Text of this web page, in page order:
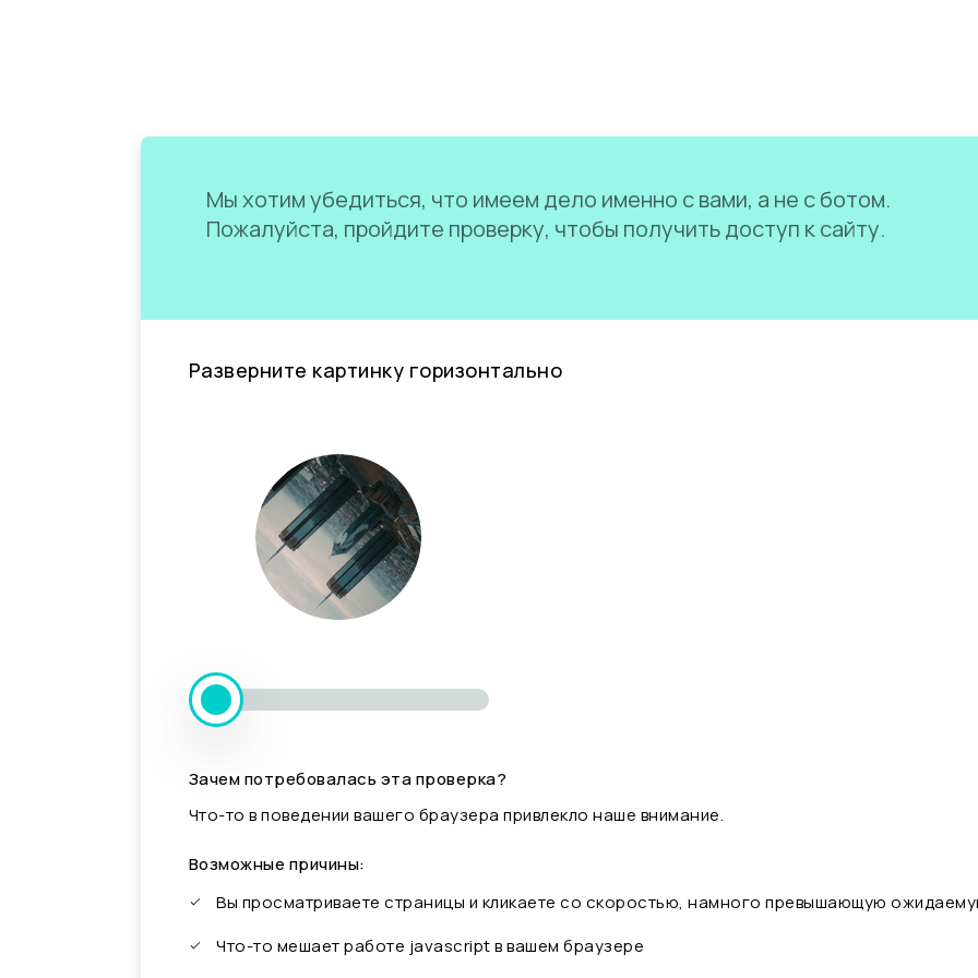
Мы хотим убедиться, что имеем дело именно с вами, а не с ботом.
Пожалуйста, пройдите проверку, чтобы получить доступ к сайту.
Разверните картинку горизонтально
Зачем потребовалась эта проверка?
Что-то в поведении вашего браузера привлекло наше внимание.
Возможные причины:
Вы просматриваете страницы и кликаете со скоростью, намного превышающую
Что-то мешает работе javascript в вашем браузере